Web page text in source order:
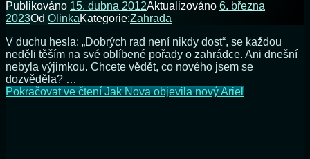
Publikováno 15. dubna 2012Aktualizováno 6. března
2023Od OlinkaKategorie:Zahrada
V duchu hesla: „Dobrých rad není nikdy dost“, se každou
neděli těším na své oblíbené pořady o zahrádce. Ani dnešní
nebyla výjimkou. Chcete vědět, co nového jsem se
dozvěděla? …
Pokračovat ve čteníJak Nova objevila nový Ariel